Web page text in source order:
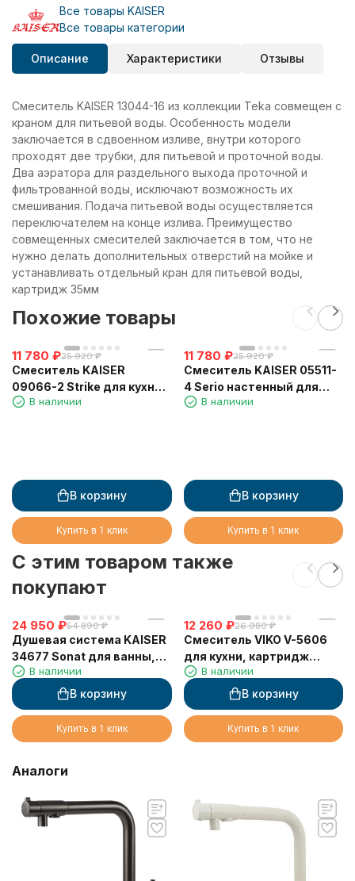
Все товары KAISER
Все товары категории
Описание Характеристики Отзывы
Смеситель KAISER 13044-16 из коллекции Teka совмещен с
краном для питьевой воды. Особенность модели
заключается в сдвоенном изливе, внутри которого
проходят две трубки, для питьевой и проточной воды.
Два аэратора для раздельного выхода проточной и
фильтрованной воды, исключают возможность их
смешивания. Подача питьевой воды осуществляется
переключателем на конце излива. Преимущество
совмещенных смесителей заключается в том, что не
нужно делать дополнительных отверстий на мойке и
устанавливать отдельный кран для питьевой воды,
картридж 35мм
Похожие товары
11 780 ₽25 920 ₽
Смеситель KAISER
09066-2 Strike для кухни с
выдвижным изливом
В наличии
В корзину
Купить в 1 клик
11 780 ₽25 920 ₽
Смеситель KAISER 05511-
4 Serio настенный для
раковины, белый,
В наличии
В корзину
Купить в 1 клик
C этим товаром также
покупают
24 950 ₽54 890 ₽
Душевая система KAISER
34677 Sonat для ванны,
скрытого монтажа
(дивертор 6020)
В наличии
В корзину
Купить в 1 клик
12 260 ₽26 980 ₽
Смеситель VIKO V-5606
для кухни, картридж
Ф35мм, с гибким серым
изливом, под фильтр,
Chrome (латунь)
В наличии
В корзину
Купить в 1 клик
Аналоги